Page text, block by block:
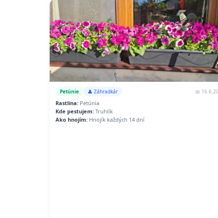
Petúnie 👤 Záhradkár 📅
Rastlina: Petúnia
Kde pestujem: Truhlík
Ako hnojím: Hnojík každých 14 dní